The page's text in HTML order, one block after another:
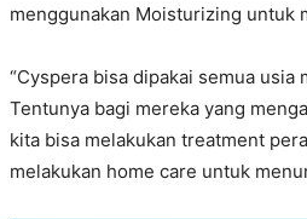
menggunakan Moisturizing untuk
“Cyspera bisa dipakai semua usia
Tentunya bagi mereka yang
kita bisa melakukan treatment
melakukan home care untuk